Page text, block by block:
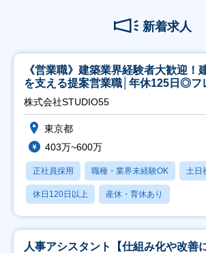
新着求人
《営業職》建築業界経験者大歓迎！
を支える提案営業職│年休125日◎フ
株式会社STUDIO55
東京都
403万~600万
正社員採用 職種・業界未経験OK 土日
休日120日以上 産休・育休あり
人事アシスタント【仕組み化や改善